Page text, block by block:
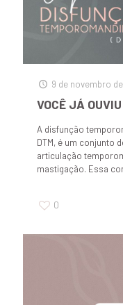
9 de novembro
VOCÊ JÁ
A disfunção
DTM, é um conjunto
articulação
mastigação. Essa
0